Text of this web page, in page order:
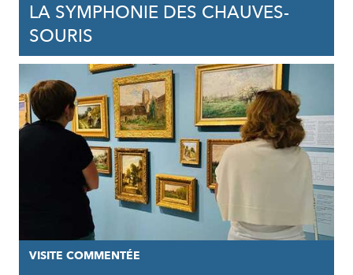
LA SYMPHONIE DES CHAUVES-
SOURIS
VISITE COMMENTÉE